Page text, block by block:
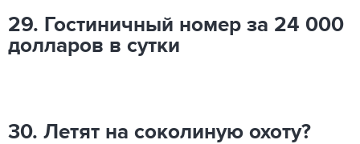
29. Гостиничный номер за 24 000
долларов в сутки
30. Летят на соколиную охоту?